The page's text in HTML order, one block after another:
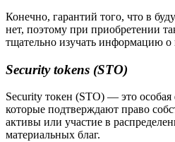
Конечно, гарантий того, что в
нет, поэтому при приобретении
тщательно изучать информацию о
Security tokens (STO)
Security токен (STO) — это
которые подтверждают право
активы или участие в
материальных благ.